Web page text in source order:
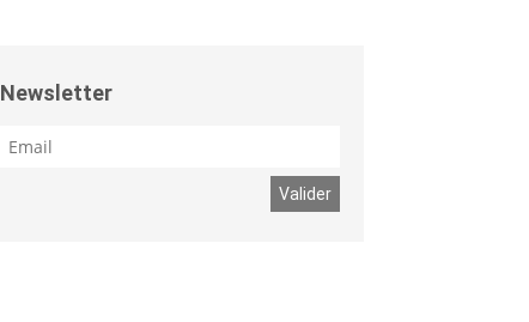
Newsletter